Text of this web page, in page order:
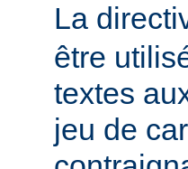
La
être
textes
jeu de